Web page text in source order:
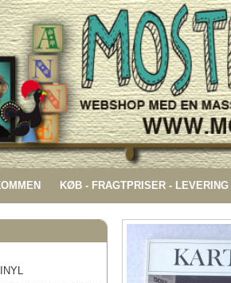
KØB - FRAGTPRISER - LEVERING